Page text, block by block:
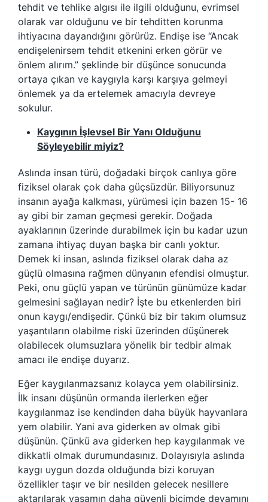
tehdit ve tehlike algısı ile ilgili olduğunu, evrimsel
olarak var olduğunu ve bir tehditten korunma
ihtiyacına dayandığını görürüz. Endişe ise “Ancak
endişelenirsem tehdit etkenini erken görür ve
önlem alırım.” şeklinde bir düşünce sonucunda
ortaya çıkan ve kaygıyla karşı karşıya gelmeyi
önlemek ya da ertelemek amacıyla devreye
sokulur.
Kaygının İşlevsel Bir Yanı Olduğunu
Söyleyebilir miyiz?
Aslında insan türü, doğadaki birçok canlıya göre
fiziksel olarak çok daha güçsüzdür. Biliyorsunuz
insanın ayağa kalkması, yürümesi için bazen 15- 16
ay gibi bir zaman geçmesi gerekir. Doğada
ayaklarının üzerinde durabilmek için bu kadar uzun
zamana ihtiyaç duyan başka bir canlı yoktur.
Demek ki insan, aslında fiziksel olarak daha az
güçlü olmasına rağmen dünyanın efendisi olmuştur.
Peki, onu güçlü yapan ve türünün günümüze kadar
gelmesini sağlayan nedir? İşte bu etkenlerden biri
onun kaygı/endişedir. Çünkü biz bir takım olumsuz
yaşantıların olabilme riski üzerinden düşünerek
olabilecek olumsuzlara yönelik bir tedbir almak
amacı ile endişe duyarız.
Eğer kaygılanmazsanız kolayca yem olabilirsiniz.
İlk insanı düşünün ormanda ilerlerken eğer
kaygılanmaz ise kendinden daha büyük hayvanlara
yem olabilir. Yani ava giderken av olmak gibi
düşünün. Çünkü ava giderken hep kaygılanmak ve
dikkatli olmak durumundasınız. Dolayısıyla aslında
kaygı uygun dozda olduğunda bizi koruyan
özellikler taşır ve bir nesilden gelecek nesillere
aktarılarak yaşamın daha güvenli biçimde devamını